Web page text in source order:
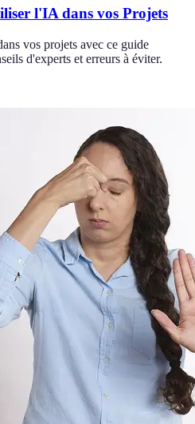
l'IA dans vos Projets
vos projets avec ce guide
d'experts et erreurs à éviter.